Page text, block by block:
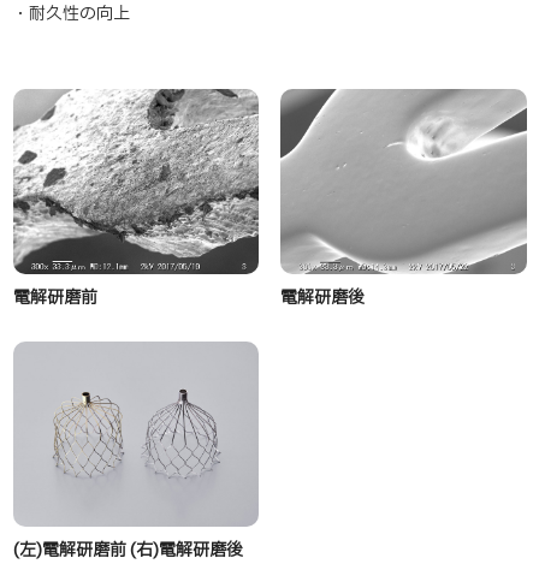
・耐久性の向上
電解研磨前 電解研磨後
(左)電解研磨前 (右)電解研磨後